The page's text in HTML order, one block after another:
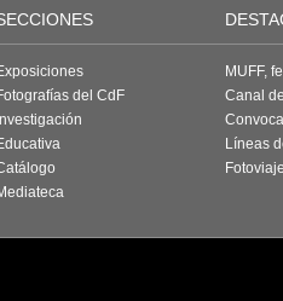
del CdF
Investigación
MUFF,
Canal
Líneas